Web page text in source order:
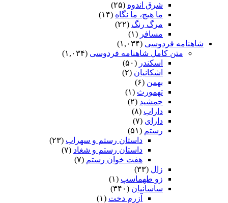
شرق اندوه (۲۵)
ما هیچ، ما نگاه (۱۴)
مرگ رنگ (۲۲)
مسافر (۱)
شاهنامه فردوسی (۱,۰۳۴)
متن کامل شاهنامه فردوسی (۱,۰۳۴)
اسکندر (۵۰)
اشکانیان (۲)
بهمن (۶)
تهمورث (۱)
جمشید (۲)
داراب (۸)
دارای (۷)
رستم (۵۱)
داستان رستم و سهراب (۲۳)
داستان رستم و شغاد (۷)
هفت خوان رستم‏ (۷)
زال (۳۳)
زو طهماسپ‏ (۱)
ساسانیان (۳۴۰)
آزرم دخت (۱)